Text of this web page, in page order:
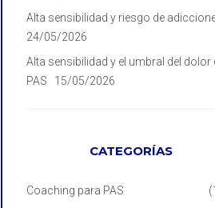
Alta sensibilidad y riesgo de
24/05/2026
Alta sensibilidad y el umbral del dolor
PAS
15/05/2026
CATEGORÍAS
Coaching para PAS